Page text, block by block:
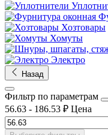
Хозтовары
Хомуты
Электро
Назад
Фильтр по параметрам
56.63 - 186.53 ₽ Цена